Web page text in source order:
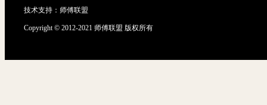
技术支持： 师傅联盟
Copyright © 2012-2021 师傅联盟 版权所有